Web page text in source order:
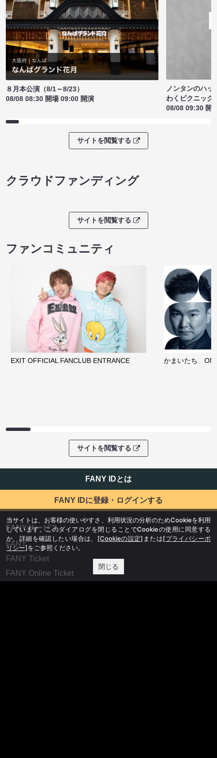
８月本公演（8/1～8/23）
08/08 08:30 開場 09:00 開演
ノンタンのハッ
わくピクニック
08/08 09:30 開
サイトを閲覧する
クラウドファンディング
サイトを閲覧する
ファンコミュニティ
EXIT OFFICIAL FANCLUB ENTRANCE かまいたち
サイトを閲覧する
FANY IDとは
FANY IDに登録・ログインする
FANYサービス
FANY
FANY Ticket
FANY Online Ticket
当サイトは、お客様の使いやすさ、利用状況の分析のためCookieを利用
しています。このダイアログを閉じることでCookieの使用に同意する
か、詳細を確認したい場合は、 [Cookieの設定] または[プライバシーポ
リシー]をご参照ください。
閉じる